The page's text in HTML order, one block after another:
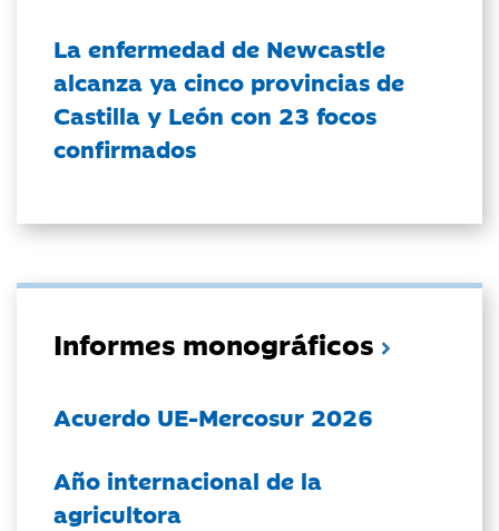
La enfermedad de Newcastle
alcanza ya cinco provincias de
Castilla y León con 23 focos
confirmados
Informes monográficos
Acuerdo UE-Mercosur 2026
Año internacional de la
agricultora